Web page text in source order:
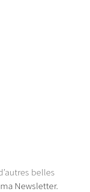
belles
Newsletter.